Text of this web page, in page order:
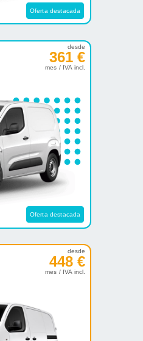
Oferta destacada
desde
361 €
mes / IVA incl.
Oferta destacada
desde
448 €
mes / IVA incl.